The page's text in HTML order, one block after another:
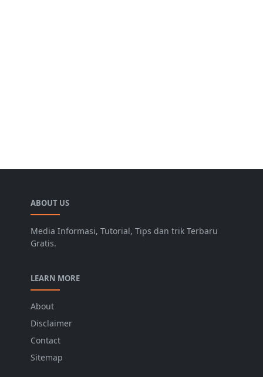
ABOUT US
Media Informasi, Tutorial, Tips dan trik Terbaru
Gratis.
LEARN MORE
About
Disclaimer
Contact
Sitemap